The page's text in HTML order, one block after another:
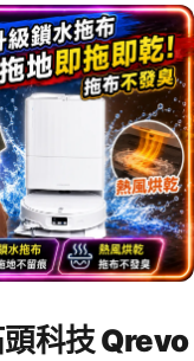
科技 Qrevo